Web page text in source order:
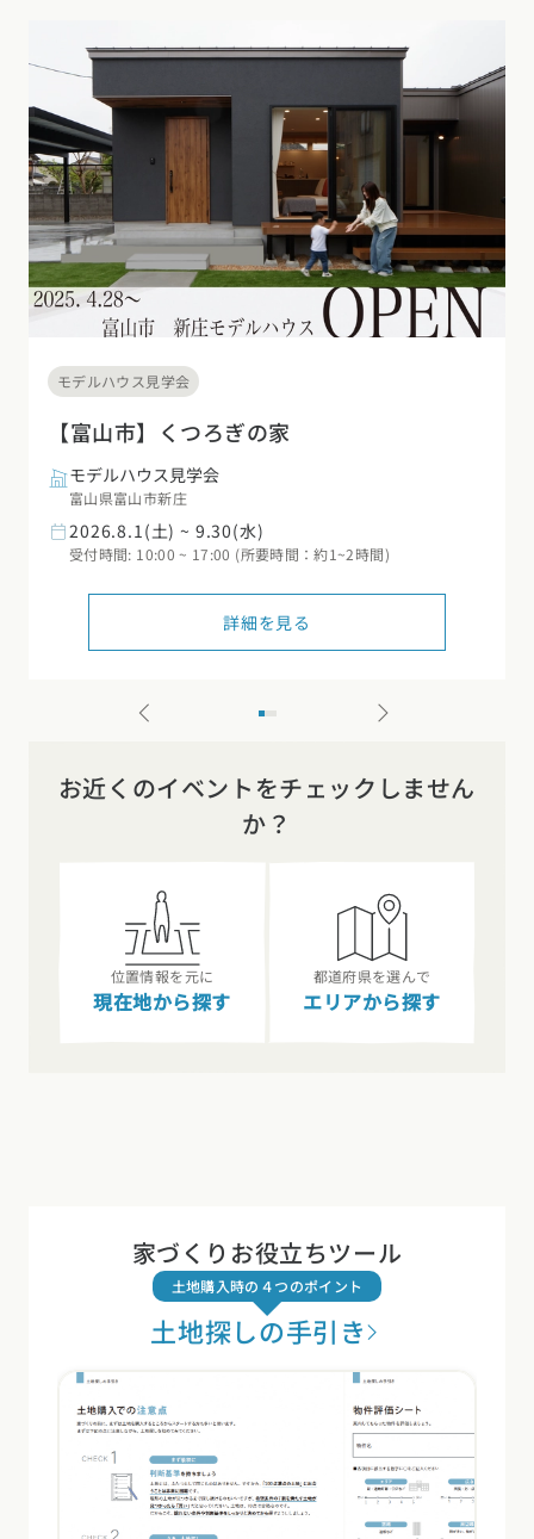
モデルハウス見学会
【富山市】くつろぎの家
モデルハウス見学会
富山県富山市新庄
2026.8.1(土) ~ 9.30(水)
受付時間: 10:00 ~ 17:00 (所要時間：約1~2時間)
詳細を見る
お近くのイベントをチェックしません
か？
位置情報を元に
現在地から探す
都道府県を選んで
エリアから探す
家づくりお役立ちツール
土地購入時の４つのポイント
土地探しの手引き